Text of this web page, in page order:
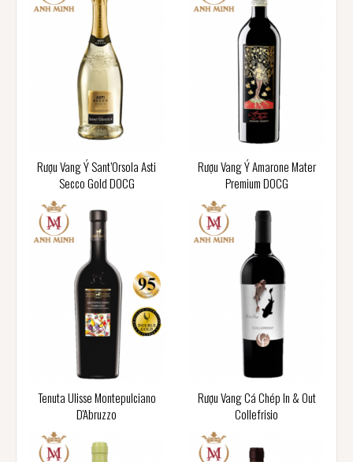
Rượu Vang Ý Sant’Orsola Asti
Secco Gold DOCG
Rượu Vang Ý Amarone Mater
Premium DOCG
Tenuta Ulisse Montepulciano
D'Abruzzo
Rượu Vang Cá Chép In & Out
Collefrisio